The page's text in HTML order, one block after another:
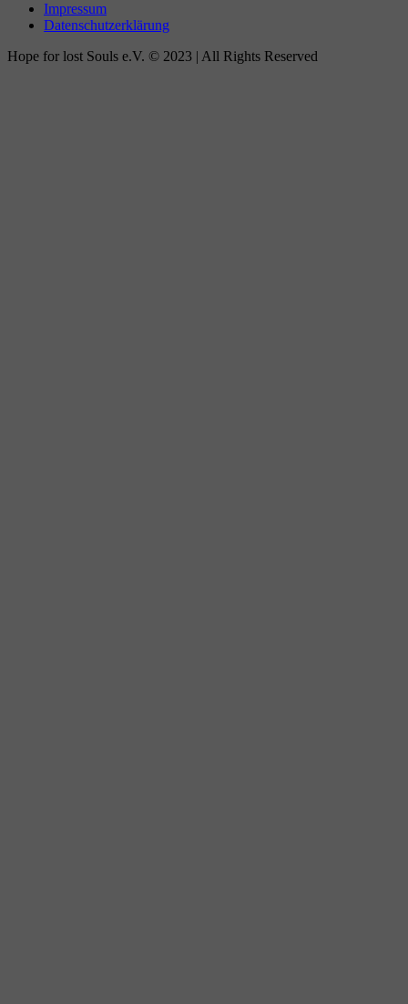
Impressum
Datenschutzerklärung
Hope for lost Souls e.V. © 2023 | All Rights Reserved